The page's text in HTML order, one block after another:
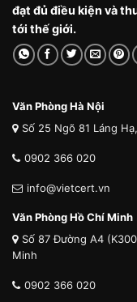
đạt đủ điều kiện và
tới thế giới.
Văn Phòng Hà Nội
Số 25 Ngõ 81 Láng
0902 366 020
info@vietcert.vn
Văn Phòng Hồ Chí Minh
Số 87 Đường A4
Minh
0902 366 020